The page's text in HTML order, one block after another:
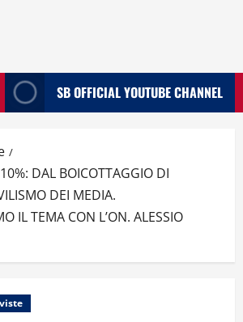
SB OFFICIAL YOUTUBE CHANNEL
DAL BOICOTTAGGIO DI
DEI MEDIA.
IL TEMA CON L’ON. ALESSIO